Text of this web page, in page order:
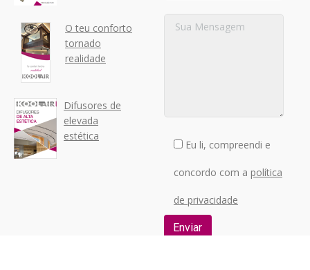
O teu conforto
tornado
realidade
Difusores de
elevada
estética
Eu li, compreendi e
concordo com a política
de privacidade